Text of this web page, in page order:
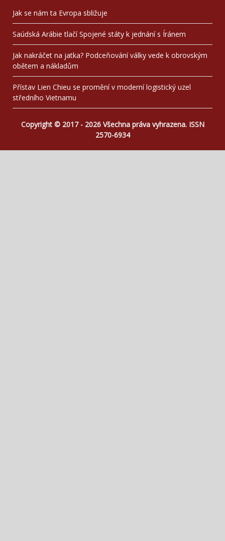
Jak se nám ta Evropa sbližuje
Saúdská Arábie tlačí Spojené státy k jednání s Íránem
Jak nakráčet na jatka? Podceňování války vede k obrovským
obětem a nákladům
Přístav Lien Chieu se promění v moderní logistický uzel
středního Vietnamu
Copyright © 2017 - 2026 Všechna práva vyhrazena. ISSN
2570-6934